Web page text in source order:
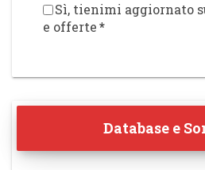
Sì, tienimi aggiornato
e offerte*
Database e